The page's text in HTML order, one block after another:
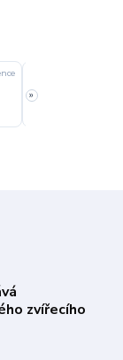
slušná rychlost
»
zvířecího